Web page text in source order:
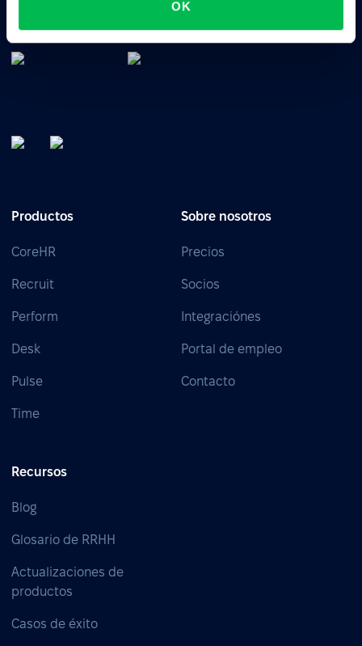
OK
Productos
CoreHR
Recruit
Perform
Desk
Pulse
Time
Sobre nosotros
Precios
Socios
Integraciónes
Portal de empleo
Contacto
Recursos
Blog
Glosario de RRHH
Actualizaciones de
productos
Casos de éxito